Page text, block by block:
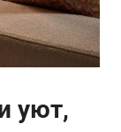
уют,